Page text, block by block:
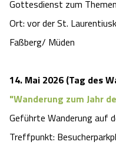
Gottesdienst zum
Ort: vor der St.
Faßberg/ Müden
14. Mai 2026 (Tag des
"Wanderung zum Jahr
Geführte Wanderung auf
Treffpunkt: